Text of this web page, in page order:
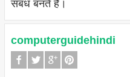
संबंध बनते हैं।
computerguidehindi